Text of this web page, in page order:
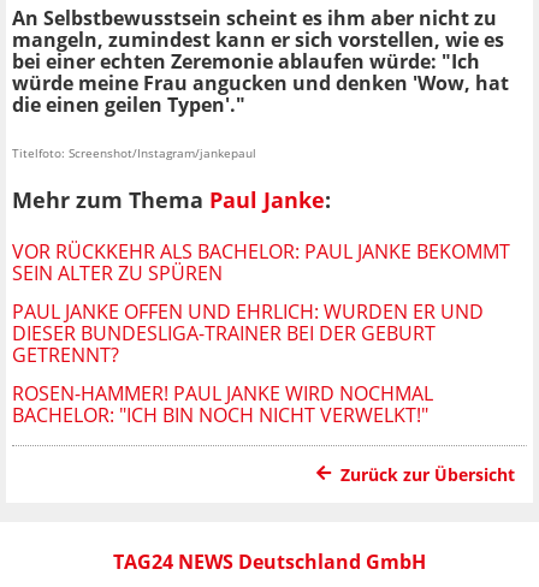
An Selbstbewusstsein scheint es ihm aber nicht zu
mangeln, zumindest kann er sich vorstellen, wie es
bei einer echten Zeremonie ablaufen würde: "Ich
würde meine Frau angucken und denken 'Wow, hat
die einen geilen Typen'."
Titelfoto: Screenshot/Instagram/jankepaul
Mehr zum Thema Paul Janke:
VOR RÜCKKEHR ALS BACHELOR: PAUL JANKE BEKOMMT
SEIN ALTER ZU SPÜREN
PAUL JANKE OFFEN UND EHRLICH: WURDEN ER UND
DIESER BUNDESLIGA-TRAINER BEI DER GEBURT
GETRENNT?
ROSEN-HAMMER! PAUL JANKE WIRD NOCHMAL
BACHELOR: "ICH BIN NOCH NICHT VERWELKT!"
Zurück zur Übersicht
TAG24 NEWS Deutschland GmbH